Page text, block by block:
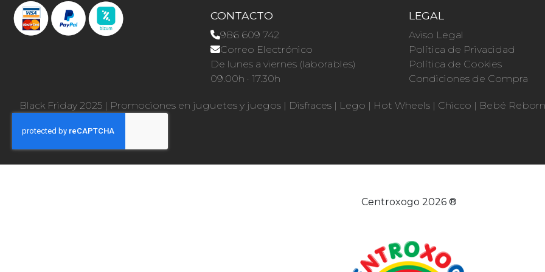
CONTACTO
986 609 742
Correo Electrónico
De lunes a viernes (laborables)
09.00h · 17.30h
LEGAL
Aviso Legal
Política de Privacidad
Política de Cookies
Condiciones de Compra
Black Friday 2025 | Promociones en juguetes y juegos | Disfraces | Lego | Hot Wheels | Chicco | Bebé Reborn
Centroxogo 2026 ®